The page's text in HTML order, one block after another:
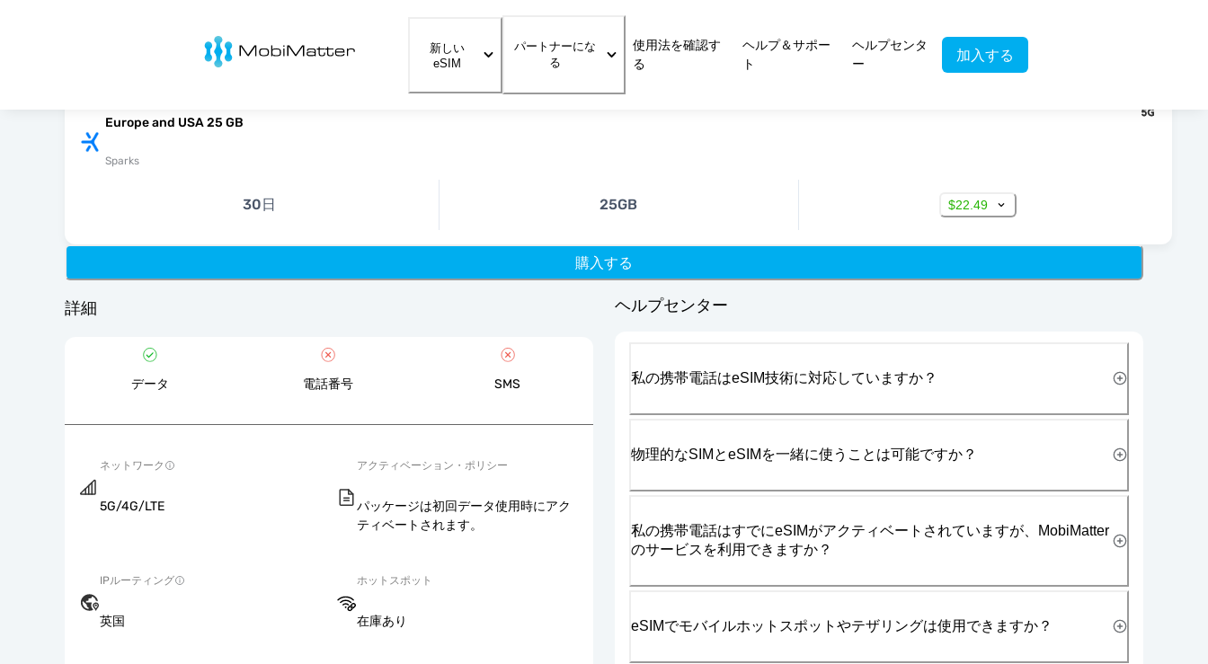
MobiMatter
新しい
eSIM
パートナーにな
る
使用法を確認す
る
ヘルプ＆サポー
ト
ヘルプセンタ
ー
加入する
Europe and USA 25 GB
Sparks
30日 25GB $22.49
購入する
詳細
データ 電話番号 SMS
ネットワーク
5G/4G/LTE
アクティベーション・ポリシー
パッケージは初回データ使用時にアク
ティベートされます。
IPルーティング
英国
ホットスポット
在庫あり
ヘルプセンター
私の携帯電話はeSIM技術に対応していますか？
物理的なSIMとeSIMを一緒に使うことは可能ですか？
私の携帯電話はすでにeSIMがアクティベートされていますが、MobiMatter
のサービスを利用できますか？
eSIMでモバイルホットスポットやテザリングは使用できますか？